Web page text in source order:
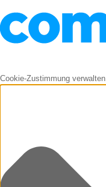
Cookie-Zustimmung verwalten